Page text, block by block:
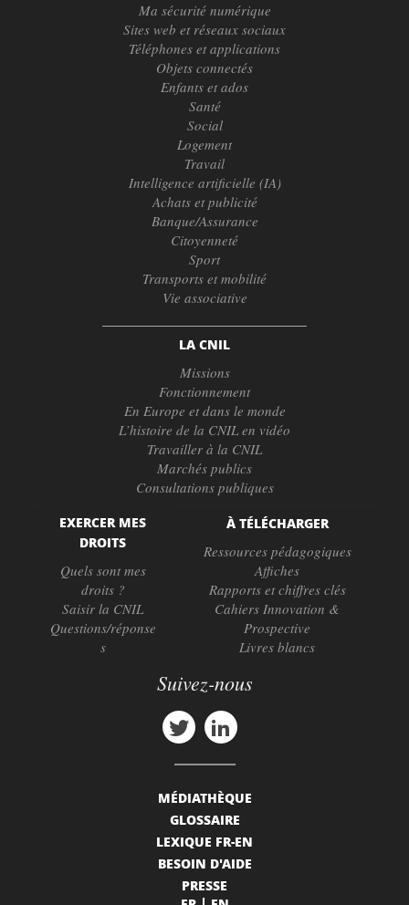
Ma sécurité numérique
Sites web et réseaux sociaux
Téléphones et applications
Objets connectés
Enfants et ados
Santé
Social
Logement
Travail
Intelligence artificielle (IA)
Achats et publicité
Banque/Assurance
Citoyenneté
Sport
Transports et mobilité
Vie associative
LA CNIL
Missions
Fonctionnement
En Europe et dans le monde
L’histoire de la CNIL en vidéo
Travailler à la CNIL
Marchés publics
Consultations publiques
EXERCER MES
DROITS
Quels sont mes
droits ?
Saisir la CNIL
Questions/réponse
s
À TÉLÉCHARGER
Ressources pédagogiques
Affiches
Rapports et chiffres clés
Cahiers Innovation &
Prospective
Livres blancs
Suivez-nous
MÉDIATHÈQUE
GLOSSAIRE
LEXIQUE FR-EN
BESOIN D'AIDE
PRESSE